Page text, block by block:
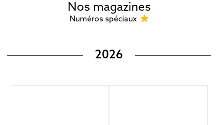
Nos magazines
Numéros spéciaux
2026